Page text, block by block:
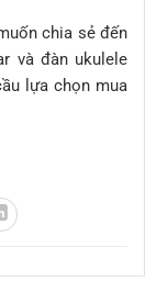
chia sẻ đến
và đàn ukulele
lựa chọn mua